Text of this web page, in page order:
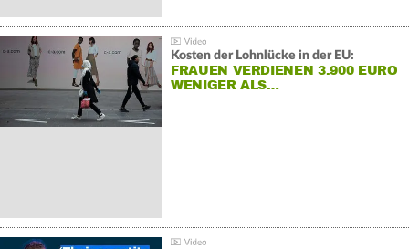
Kosten der Lohnlücke in der EU:
FRAUEN VERDIENEN 3.900 EURO
WENIGER ALS…